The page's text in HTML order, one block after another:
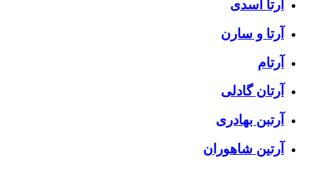
آرتا اسدی
آرتا و سارن
آرتام
آرتان گادلی
آرتبن بهادری
آرتين شاهوران